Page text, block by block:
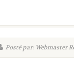
Posté par: Webmaster